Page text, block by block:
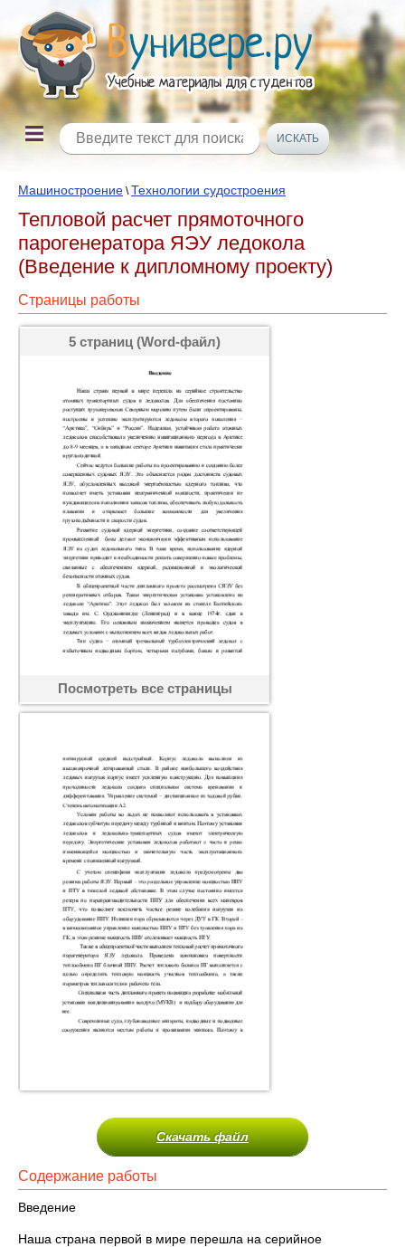
Машиностроение \Технологии судостроения
Тепловой расчет прямоточного
парогенератора ЯЭУ ледокола
(Введение к дипломному проекту)
Страницы работы
5 страниц (Word-файл)
Посмотреть все страницы
Скачать файл
Содержание работы
Введение
Наша страна первой в мире перешла на серийное